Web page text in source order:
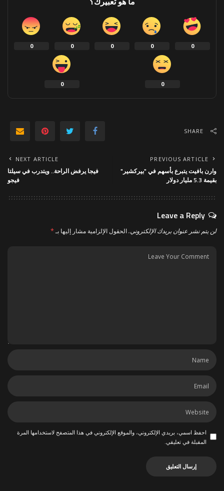
0
0
0
0
0
0
0
SHARE
PREVIOUS ARTICLE
وارن بافيت يتبرع بأسهم في "بيركشير"
بقيمة 5.3 مليار دولار
NEXT ARTICLE
فيجا يرفض الراحة.. ويتدرب في سيلتا
فيجو
Leave a Reply
لن يتم نشر عنوان بريدك الإلكتروني.الحقول الإلزامية مشار إليها بـ*
احفظ اسمي، بريدي الإلكتروني، والموقع الإلكتروني في هذا المتصفح لاستخدامها المرة
المقبلة في تعليقي.